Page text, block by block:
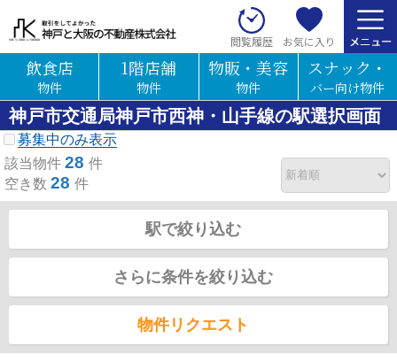
閲覧履歴 お気に入り
飲食店
物件
1階店舗
物件
物販・美容
物件
スナック・
バー向け物件
神戸市交通局神戸市西神・山手線の駅選択画面
募集中のみ表示
該当物件 28 件
空き数 28 件
駅で絞り込む
さらに条件を絞り込む
物件リクエスト